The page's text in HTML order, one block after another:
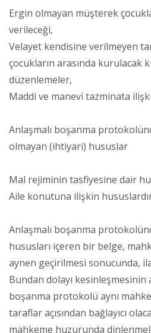
Ergin olmayan müşterek
verileceği,
Velayet kendisine verilmeyen
çocukların arasında kurulacak
düzenlemeler,
Maddi ve manevi tazminata
Anlaşmalı boşanma
olmayan (ihtiyari) hususlar
Mal rejiminin tasfiyesine dair
Aile konutuna ilişkin
Anlaşmalı boşanma
hususları içeren bir belge,
aynen geçirilmesi sonucunda,
Bundan dolayı kesinleşmesinin
boşanma protokolü aynı
taraflar açısından bağlayıcı
mahkeme huzurunda